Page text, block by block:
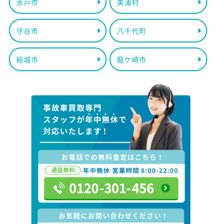
水戸市 美浦村
守谷市 八千代町
結城市 龍ケ崎市